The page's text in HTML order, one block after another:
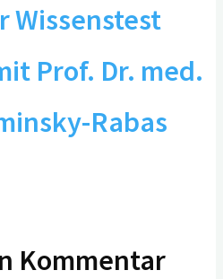
Wissenstest
Prof. Dr. med.
Rabas
Kommentar